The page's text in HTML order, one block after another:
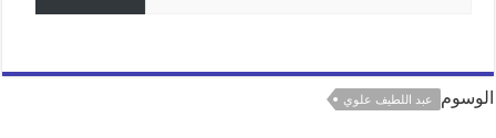
الوسوم عبد اللطيف علوي